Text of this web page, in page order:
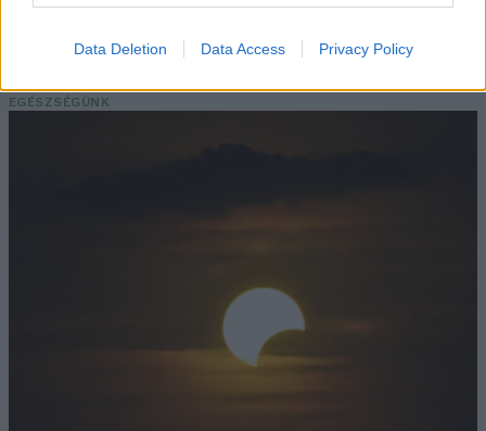
Data Deletion Data Access Privacy Policy
mit tehetünk ellene?
EGÉSZSÉGÜNK